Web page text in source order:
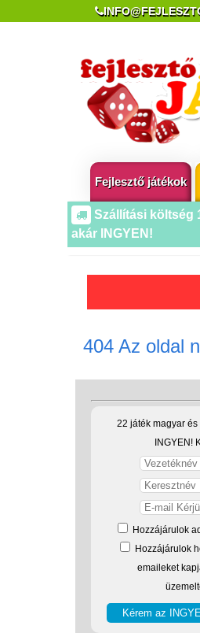
Fejlesztő játékok
Szállítási költség
akár INGYEN!
404 Az oldal
22 játék magyar
INGYEN!
Hozzájárulok
Hozzájárulok
emaileket